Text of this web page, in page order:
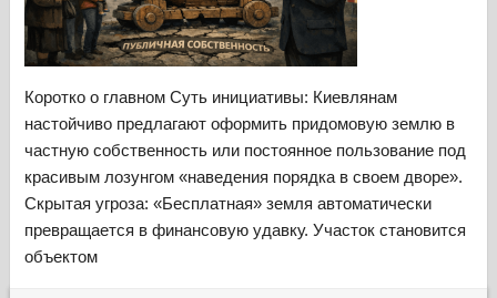
Коротко о главном Суть инициативы: Киевлянам
настойчиво предлагают оформить придомовую землю в
частную собственность или постоянное пользование под
красивым лозунгом «наведения порядка в своем дворе».
Скрытая угроза: «Бесплатная» земля автоматически
превращается в финансовую удавку. Участок становится
объектом